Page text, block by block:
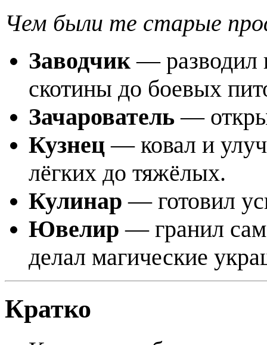
Чем были те старые
Заводчик — разводил
скотины до боевых
Зачарователь —
Кузнец — ковал и
лёгких до тяжёлых.
Кулинар — готовил
Ювелир — гранил
делал магические
Кратко